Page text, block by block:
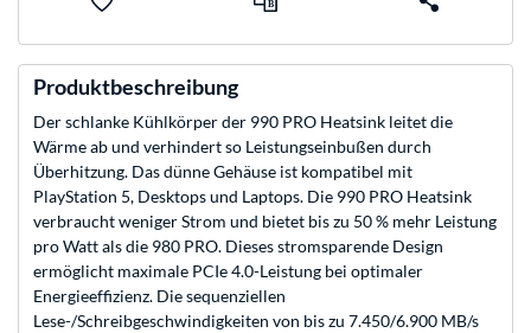
Produktbeschreibung
Der schlanke Kühlkörper der 990 PRO Heatsink leitet die
Wärme ab und verhindert so Leistungseinbußen durch
Überhitzung. Das dünne Gehäuse ist kompatibel mit
PlayStation 5, Desktops und Laptops. Die 990 PRO Heatsink
verbraucht weniger Strom und bietet bis zu 50 % mehr Leistung
pro Watt als die 980 PRO. Dieses stromsparende Design
ermöglicht maximale PCIe 4.0-Leistung bei optimaler
Energieeffizienz. Die sequenziellen
Lese-/Schreibgeschwindigkeiten von bis zu 7.450/6.900 MB/s